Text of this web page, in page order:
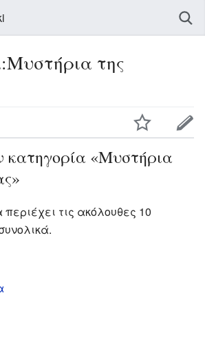
της
κατηγορία «Μυστήρια
τις ακόλουθες 10